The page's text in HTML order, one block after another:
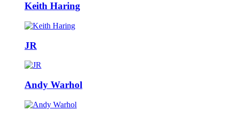
Keith Haring
JR
Andy Warhol